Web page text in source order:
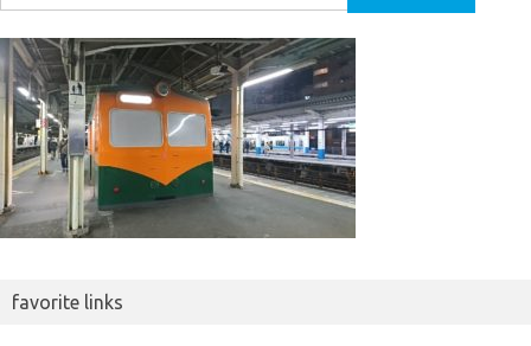
索:
favorite links